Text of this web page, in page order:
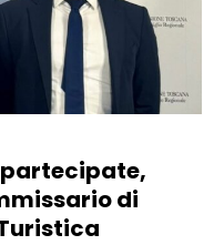
di